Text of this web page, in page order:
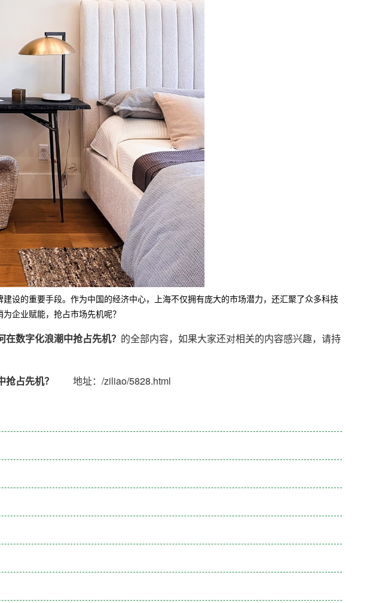
设的重要手段。作为中国的经济中心， 上海不仅拥有庞大的市场潜力，还汇聚了众多科技
企业赋能，抢占市场先机呢？
数字化浪潮中抢占先机？ 的全部内容，如果大家还对相关的内容感兴趣，请持
占先机？ 地址：/ziliao/5828.html